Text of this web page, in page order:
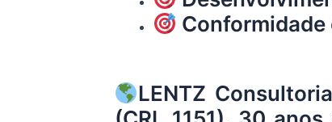
Conformidade
LENTZ